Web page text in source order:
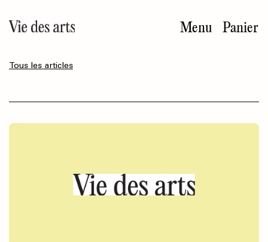
au
contenu
Menu Panier
Tous les articles